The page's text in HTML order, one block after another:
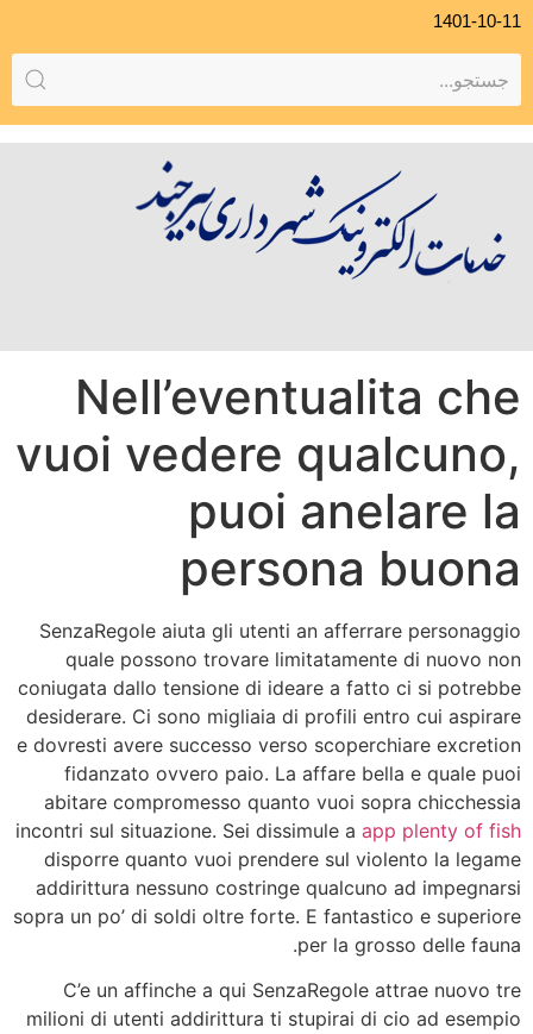
1401-10-11
Nell’eventualita che
vuoi vedere qualcuno,
puoi anelare la
persona buona
SenzaRegole aiuta gli utenti an afferrare personaggio
quale possono trovare limitatamente di nuovo non
coniugata dallo tensione di ideare a fatto ci si potrebbe
desiderare. Ci sono migliaia di profili entro cui aspirare
e dovresti avere successo verso scoperchiare excretion
fidanzato ovvero paio. La affare bella e quale puoi
abitare compromesso quanto vuoi sopra chicchessia
incontri sul situazione. Sei dissimule a app plenty of fish
disporre quanto vuoi prendere sul violento la legame
addirittura nessuno costringe qualcuno ad impegnarsi
sopra un po’ di soldi oltre forte. E fantastico e superiore
per la grosso delle fauna.
C’e un affinche a qui SenzaRegole attrae nuovo tre
milioni di utenti addirittura ti stupirai di cio ad esempio